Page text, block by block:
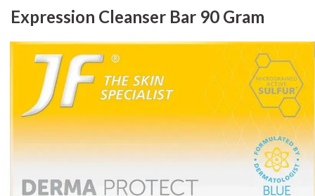
Expression Cleanser Bar 90 Gram